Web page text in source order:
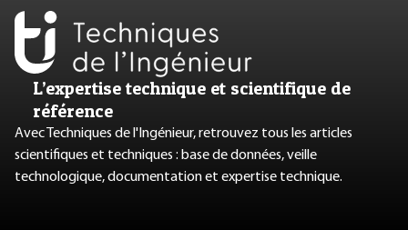
L’expertise technique et scientifique de
référence
Avec Techniques de l'Ingénieur, retrouvez tous les articles
scientifiques et techniques : base de données, veille
technologique, documentation et expertise technique.